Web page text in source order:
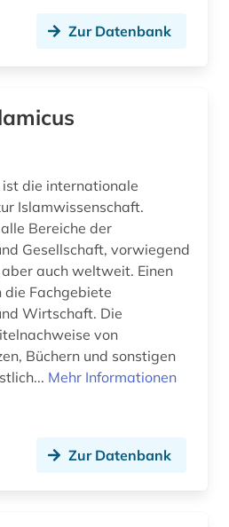
bevölkerungsstatistik (3)
bibelwissenschaft (1)
bibiografie 1472-1700 (1)
bibliografie 1945-1990 (1)
bibliographie 1800 - 2009 (1)
Zur Datenbank
die internationale
Islamwissenschaft.
Bereiche der
Gesellschaft, vorwiegend
auch weltweit. Einen
Fachgebiete
Wirtschaft. Die
von
Büchern und sonstigen
Mehr Informationen
Zur Datenbank